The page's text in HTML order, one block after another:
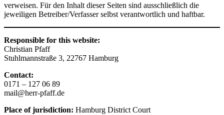
verweisen. Für den Inhalt dieser Seiten sind ausschließlich die
jeweiligen Betreiber/Verfasser selbst verantwortlich und haftbar.
Responsible for this website:
Christian Pfaff
Stuhlmannstraße 3, 22767 Hamburg
Contact:
0171 – 127 06 89
mail@herr-pfaff.de
Place of jurisdiction: Hamburg District Court